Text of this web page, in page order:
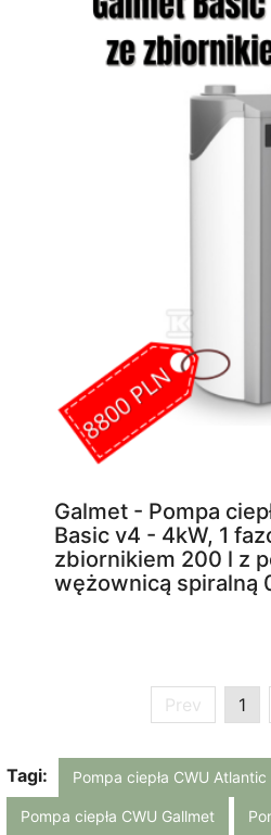
Galmet - Pompa
Basic v4 - 4kW, 1
zbiornikiem 200 l z
wężownicą spiralną
Prev 1
Tagi: Pompa ciepła CWU Atlantic
Pompa ciepła CWU Gallmet